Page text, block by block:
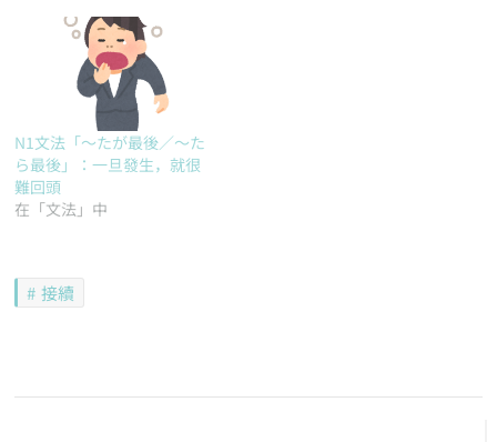
N1文法「～たが最後／～た
ら最後」：一旦發生，就很
難回頭
在「文法」中
接續